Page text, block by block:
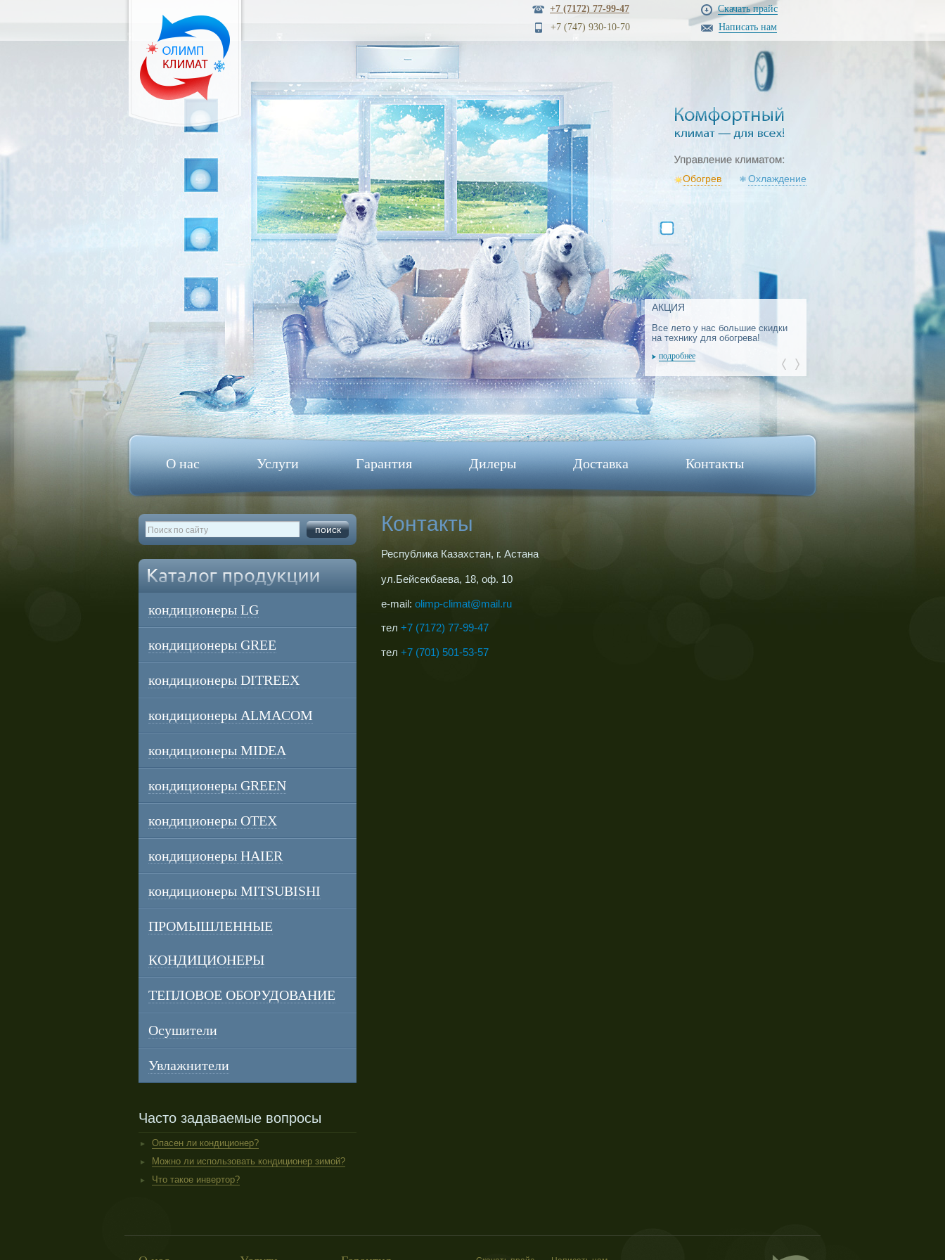
+7 (7172) 77-99-47
+7 (747) 930-10-70
Скачать прайс
Написать нам
Обогрев Охлаждение
АКЦИЯ
Все лето у нас большие скидки
на технику для обогрева!
подробнее
Все лето у нас большие скидки
О нас Услуги Гарантия Дилеры Доставка Контакты
кондиционеры LG
кондиционеры GREE
кондиционеры DITREEX
кондиционеры ALMACOM
кондиционеры MIDEA
кондиционеры GREEN
кондиционеры OTEX
кондиционеры HAIER
кондиционеры MITSUBISHI
ПРОМЫШЛЕННЫЕ
КОНДИЦИОНЕРЫ
ТЕПЛОВОЕ ОБОРУДОВАНИЕ
Осушители
Увлажнители
Часто задаваемые вопросы
Опасен ли кондиционер?
Можно ли использовать кондиционер зимой?
Что такое инвертор?
Контакты
Республика Казахстан, г. Астана
ул.Бейсекбаева, 18, оф. 10
e-mail: olimp-climat@mail.ru
тел +7 (7172) 77-99-47
тел +7 (701) 501-53-57